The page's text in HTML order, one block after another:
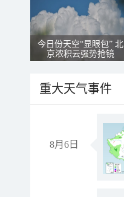
今日份天空“显眼包” 北
京浓积云强势抢镜
重大天气事件
8月6日